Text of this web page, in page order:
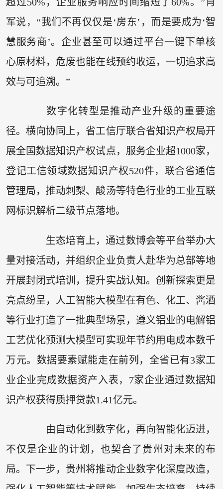
军说，“我们不再仅仅是‘房东’，而是要成为‘智
慧服务商’。企业甚至可以通过平台一键下单核
心原材料，危废也能在线预约收运，一切追求高
效与可追溯。”
数字化转型是推动产业升级的重要途
径。横向协同上，省工信厅联合省知识产权局开
展全国数据知识产权试点，服务企业超1000家，
登记工信领域数据知识产权520件，联合省通信
管理局，推动刺梨、酸汤等特色行业的工业互联
网标识解析二级节点落地。
生态培育上，通过数博会等平台举办大
量对接活动，并组织企业负责人赴华为总部等地
开展封闭式培训，提升实战认知。创新探索更是
亮点纷呈，人工智能大模型在有色、化工、酱酒
等行业打造了一批典型场景，遵义铝业的电解铝
工艺优化预测大模型可实现年节约用电成本数千
万元。数据要素赋能走在前列，全省已有3家工
业企业完成数据资产入表，7家企业通过数据知
识产权获得质押贷款1.41亿元。
由自动化到数字化，再向智能化迈进，
不仅是企业的计划，也契合了贵州对未来的布
局。下一步，贵州将推动企业数字化深度改造，